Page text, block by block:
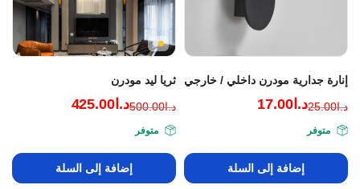
إنارة جدارية مودرن داخلي / خارجي
د.ا25.00
السعر
الأصلي
هو:
د.ا25.00.
د.ا 17.00
السعر
الحالي
هو:
د.ا17.00.
متوفر
إضافة إلى السلة
ثريا ليد مودرن
د.ا500.00
السعر
الأصلي
هو:
د.ا500.00.
د.ا 425.00
السعر
الحالي
هو:
د.ا425.00.
متوفر
إضافة إلى السلة